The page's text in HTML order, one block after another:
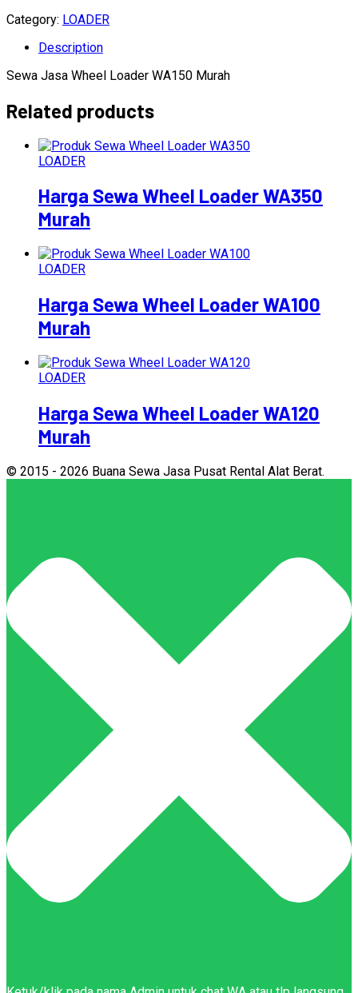
Category: LOADER
Description
Sewa Jasa Wheel Loader WA150 Murah
Related products
LOADER
Harga Sewa Wheel Loader WA350
Murah
LOADER
Harga Sewa Wheel Loader WA100
Murah
LOADER
Harga Sewa Wheel Loader WA120
Murah
© 2015 - 2026 Buana Sewa Jasa Pusat Rental Alat Berat.